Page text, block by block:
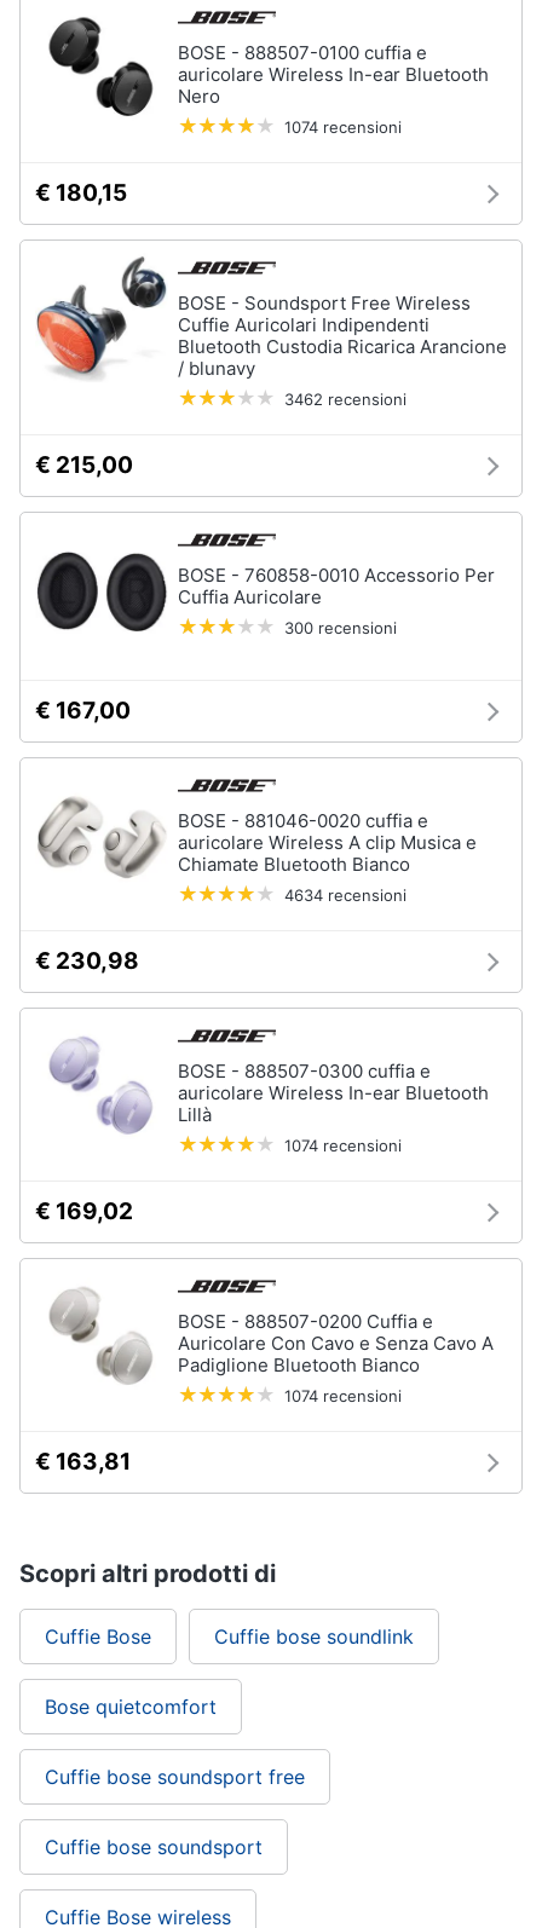
BOSE - 888507-0100 cuffia e
auricolare Wireless In-ear Bluetooth
Nero
1074 recensioni
€ 180,15
BOSE - Soundsport Free Wireless
Cuffie Auricolari Indipendenti
Bluetooth Custodia Ricarica Arancione
/ blunavy
3462 recensioni
€ 215,00
BOSE - 760858-0010 Accessorio Per
Cuffia Auricolare
300 recensioni
€ 167,00
BOSE - 881046-0020 cuffia e
auricolare Wireless A clip Musica e
Chiamate Bluetooth Bianco
4634 recensioni
€ 230,98
BOSE - 888507-0300 cuffia e
auricolare Wireless In-ear Bluetooth
Lillà
1074 recensioni
€ 169,02
BOSE - 888507-0200 Cuffia e
Auricolare Con Cavo e Senza Cavo A
Padiglione Bluetooth Bianco
1074 recensioni
€ 163,81
Scopri altri prodotti di
Cuffie Bose Cuffie bose soundlink
Bose quietcomfort
Cuffie bose soundsport free
Cuffie bose soundsport
Cuffie Bose wireless